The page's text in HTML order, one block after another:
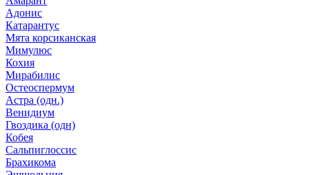
Адонис
Катарантус
Мята корсиканская
Мимулюс
Кохия
Мирабилис
Остеоспермум
Астра (одн.)
Венидиум
Гвоздика (одн)
Кобея
Сальпиглоссис
Брахикома